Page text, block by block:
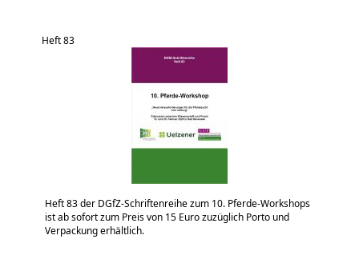
Heft 83
Heft 83 der DGfZ-Schriftenreihe zum 10. Pferde-Workshops
ist ab sofort zum Preis von 15 Euro zuzüglich Porto und
Verpackung erhältlich.